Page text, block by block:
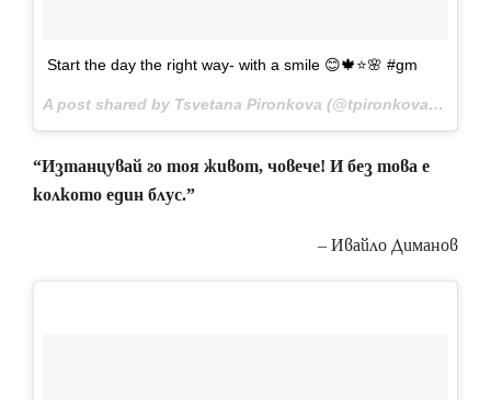
Start the day the right way- with a smile 😊🍁⭐️🌸 #gm
A post shared by Tsvetana Pironkova (@tpironkova) on
“Изтанцувай го тоя живот, човече! И без това е
колкото един блус.”
– Ивайло Диманов